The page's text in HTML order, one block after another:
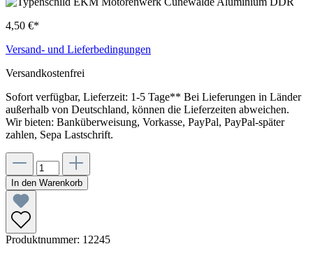
4,50 €*
Versand- und Lieferbedingungen
Versandkostenfrei
Sofort verfügbar, Lieferzeit: 1-5 Tage** Bei Lieferungen in Länder
außerhalb von Deutschland, können die Lieferzeiten abweichen.
Wir bieten: Banküberweisung, Vorkasse, PayPal, PayPal-später
zahlen, Sepa Lastschrift.
In den Warenkorb
Produktnummer: 12245